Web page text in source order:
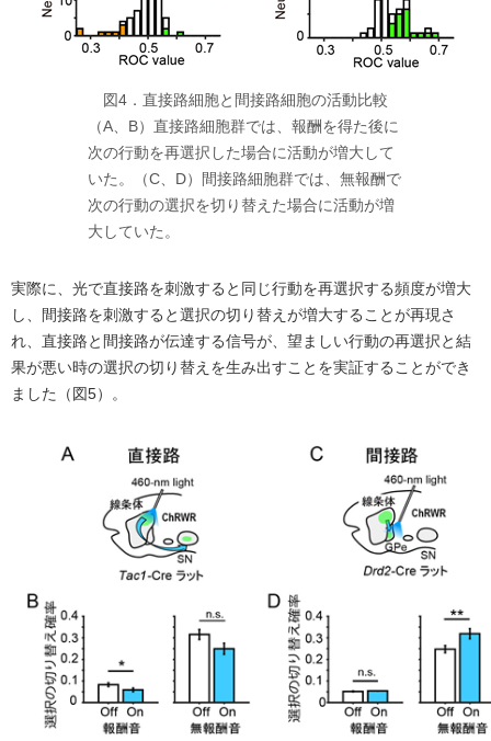
図4．直接路細胞と間接路細胞の活動比較
（A、B）直接路細胞群では、報酬を得た後に
次の行動を再選択した場合に活動が増大して
いた。（C、D）間接路細胞群では、無報酬で
次の行動の選択を切り替えた場合に活動が増
大していた。
実際に、光で直接路を刺激すると同じ行動を再選択する頻度が増大
し、間接路を刺激すると選択の切り替えが増大することが再現さ
れ、直接路と間接路が伝達する信号が、望ましい行動の再選択と結
果が悪い時の選択の切り替えを生み出すことを実証することができ
ました（図5）。